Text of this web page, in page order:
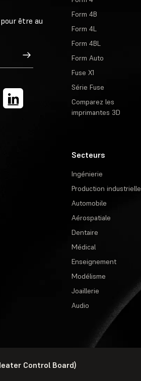
Control Board)
être au
Inscription
Form 4B
Form 4L
Form 4BL
Form Auto
Fuse X1
Série Fuse
Comparez les
imprimantes 3D
Secteurs
Ingénierie
Production industrielle
Automobile
Aérospatiale
Dentaire
Médical
Enseignement
Modélisme
Joaillerie
Audio